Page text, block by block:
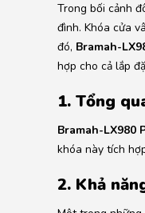
Trong bối cảnh
đình. Khóa cửa
đó, Bramah-
hợp cho cả lắp
1. Tổng
Bramah-LX980
khóa này tích
2. Khả